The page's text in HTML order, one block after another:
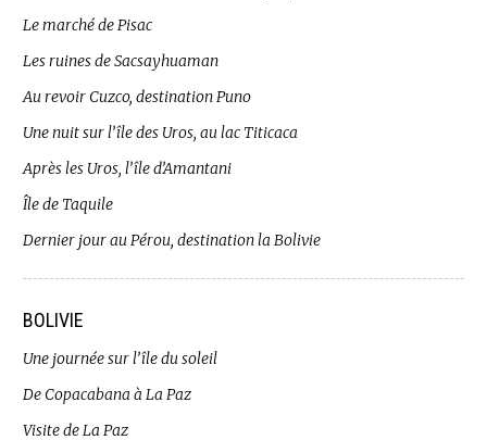
Le marché de Pisac
Les ruines de Sacsayhuaman
Au revoir Cuzco, destination Puno
Une nuit sur l’île des Uros, au lac Titicaca
Après les Uros, l’île d’Amantani
Île de Taquile
Dernier jour au Pérou, destination la Bolivie
BOLIVIE
Une journée sur l’île du soleil
De Copacabana à La Paz
Visite de La Paz